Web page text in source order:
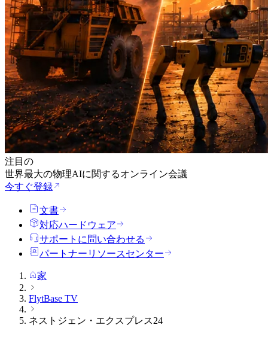
注目の
世界最大の物理AIに関するオンライン会議
今すぐ登録
文書
対応ハードウェア
サポートに問い合わせる
パートナーリソースセンター
家
FlytBase TV
ネストジェン・エクスプレス24